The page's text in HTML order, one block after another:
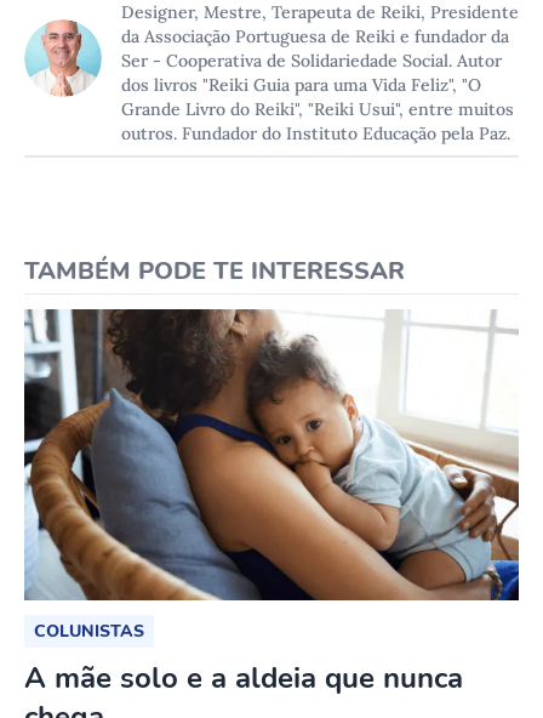
Designer, Mestre, Terapeuta de Reiki, Presidente
da Associação Portuguesa de Reiki e fundador da
Ser - Cooperativa de Solidariedade Social. Autor
dos livros "Reiki Guia para uma Vida Feliz", "O
Grande Livro do Reiki", "Reiki Usui", entre muitos
outros. Fundador do Instituto Educação pela Paz.
TAMBÉM PODE TE INTERESSAR
COLUNISTAS
A mãe solo e a aldeia que nunca